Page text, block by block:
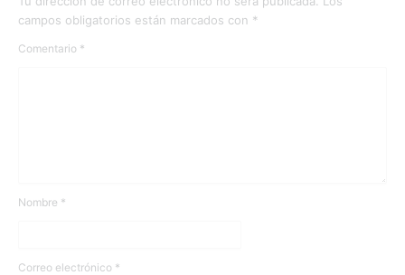
campos obligatorios están marcados con *
Comentario *
Nombre *
Correo electrónico *